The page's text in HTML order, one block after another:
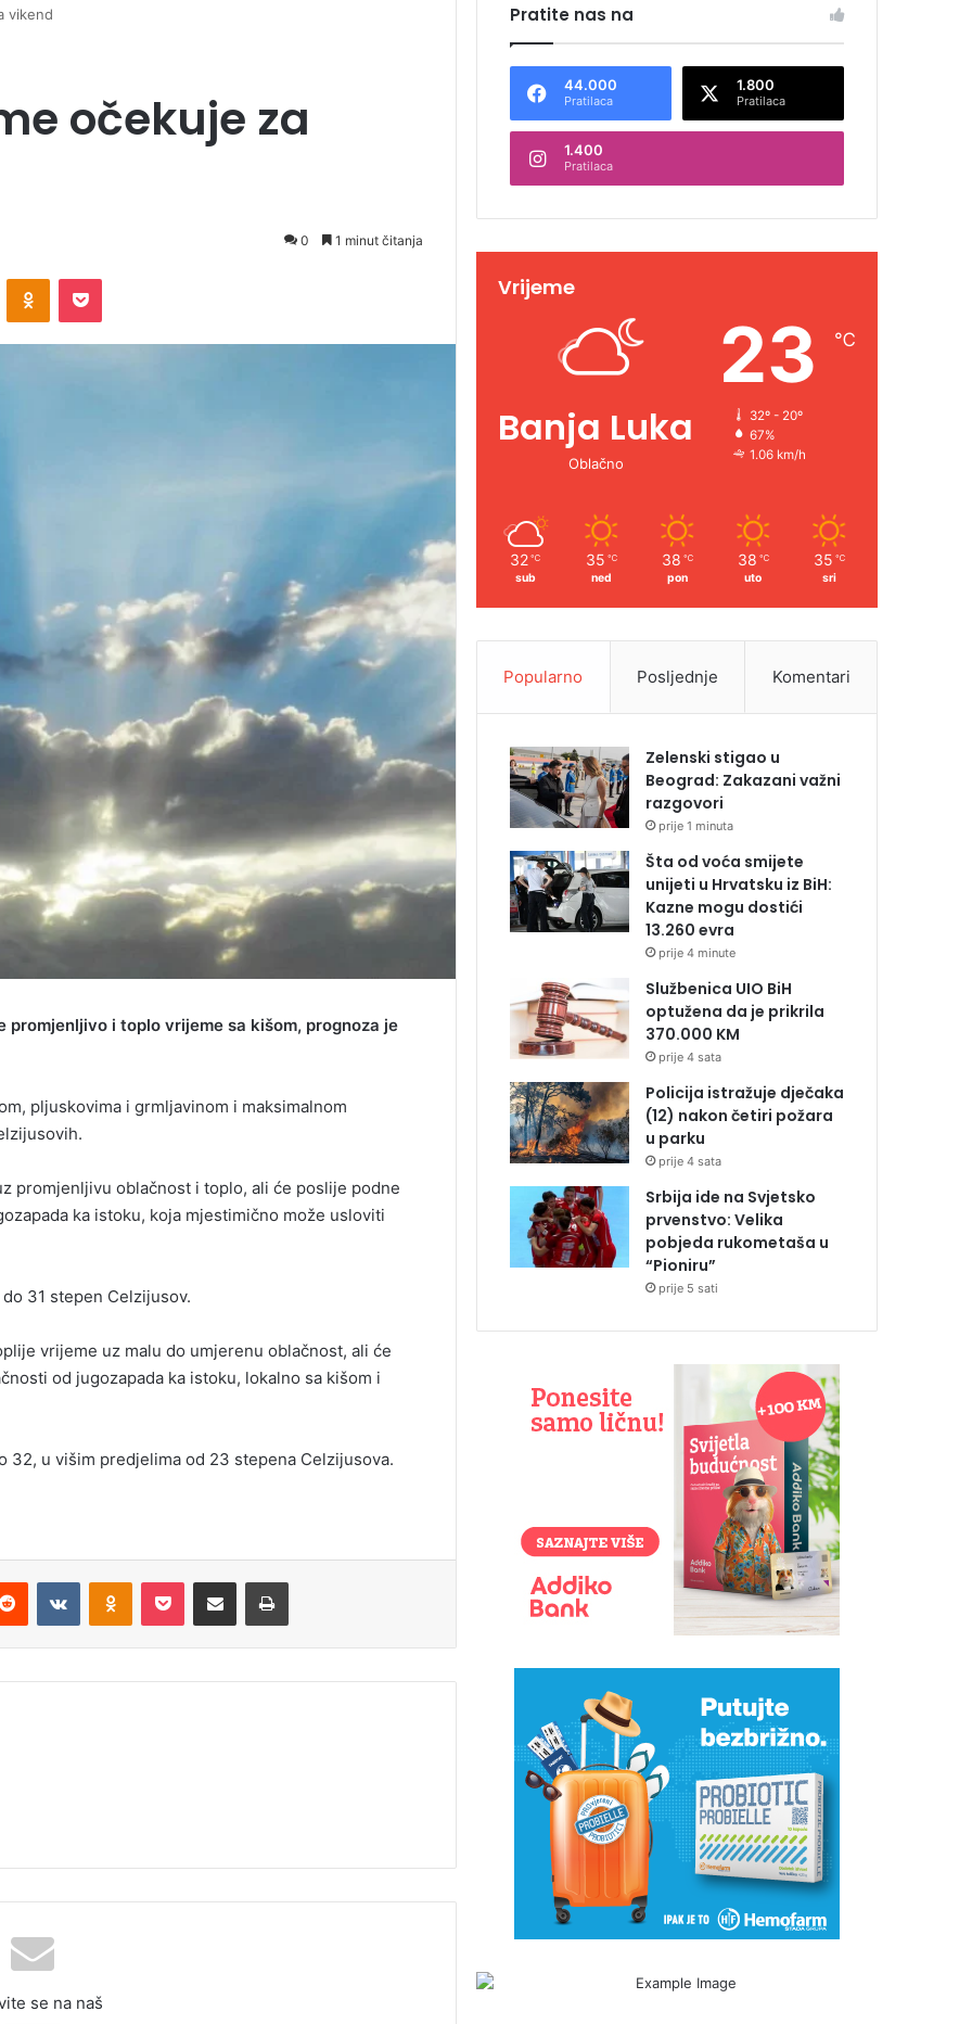
vikend
očekuje za
0 1 minut čitanja
i toplo vrijeme sa kišom, prognoza je
pljuskovima i grmljavinom i maksimalnom
promjenljivu oblačnost i toplo, ali će poslije podne
ka istoku, koja mjestimično može usloviti
31 stepen Celzijusov.
vrijeme uz malu do umjerenu oblačnost, ali će
od jugozapada ka istoku, lokalno sa kišom i
32, u višim predjelima od 23 stepena Celzijusova.
se na naš
Pratite nas na
44.000
Pratilaca
1.800
Pratilaca
1.400
Pratilaca
Vrijeme
Banja Luka
Oblačno
23 ℃
32º - 20º
67%
1.06 km/h
32 ℃
sub
35 ℃
ned
38 ℃
pon
38 ℃
uto
35 ℃
sri
Popularno Posljednje Komentari
Zelenski stigao u
Beograd: Zakazani važni
razgovori
prije 1 minuta
Šta od voća smijete
unijeti u Hrvatsku iz BiH:
Kazne mogu dostići
13.260 evra
prije 4 minute
Službenica UIO BiH
optužena da je prikrila
370.000 KM
prije 4 sata
Policija istražuje dječaka
(12) nakon četiri požara
u parku
prije 4 sata
Srbija ide na Svjetsko
prvenstvo: Velika
pobjeda rukometaša u
“Pioniru”
prije 5 sati